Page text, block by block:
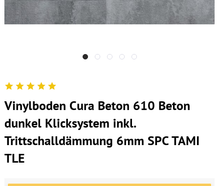
Vinylboden Cura Beton 610 Beton
dunkel Klicksystem inkl.
Trittschalldämmung 6mm SPC TAMI
TLE